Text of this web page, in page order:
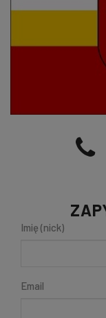
Imię (nick)
Email